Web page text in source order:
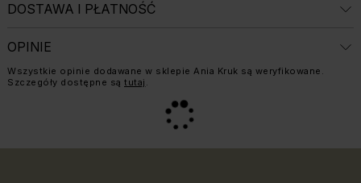
DOSTAWA I PŁATNOŚĆ
OPINIE
Informacja o weryfikacji opinii:
Wszystkie opinie dodawane w sklepie Ania Kruk są weryfikowane.
Szczegóły dostępne są tutaj .